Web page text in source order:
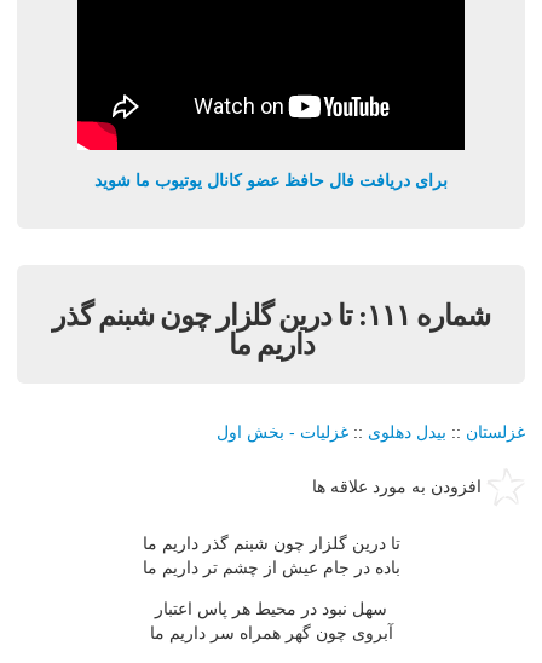
برای دریافت فال حافظ عضو کانال یوتیوب ما شوید
شماره ١١١: تا درين گلزار چون شبنم گذر
داريم ما
غزلستان :: بيدل دهلوی :: غزليات - بخش اول
افزودن به مورد علاقه ها
تا درين گلزار چون شبنم گذر داريم ما
باده در جام عيش از چشم تر داريم ما
سهل نبود در محيط هر پاس اعتبار
آبروى چون گهر همراه سر داريم ما